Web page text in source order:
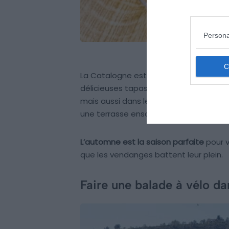
La Catalogne est une destination
délicieuses tapas et ses vins locaux !
mais aussi dans les alentours. Et quoi
une terrasse ensoleillée en profitant
L’automne est la saison parfaite pour
que les vendanges battent leur plein.
Faire une balade à vélo